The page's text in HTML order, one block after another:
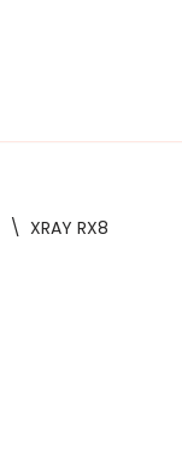
\ XRAY RX8